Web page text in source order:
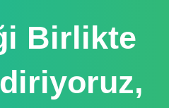
Birlikte